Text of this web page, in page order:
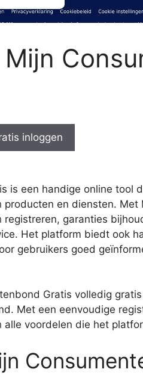
inloggen
is een handige online tool
en diensten. Met
garanties
Het platform biedt ook
gebruikers goed
Gratis volledig
Met een eenvoudige
alle voordelen die het